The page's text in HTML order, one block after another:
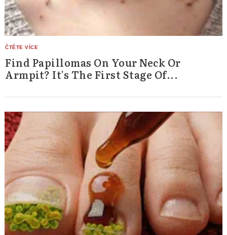
Find Papillomas On Your Neck Or
Armpit? It's The First Stage Of...